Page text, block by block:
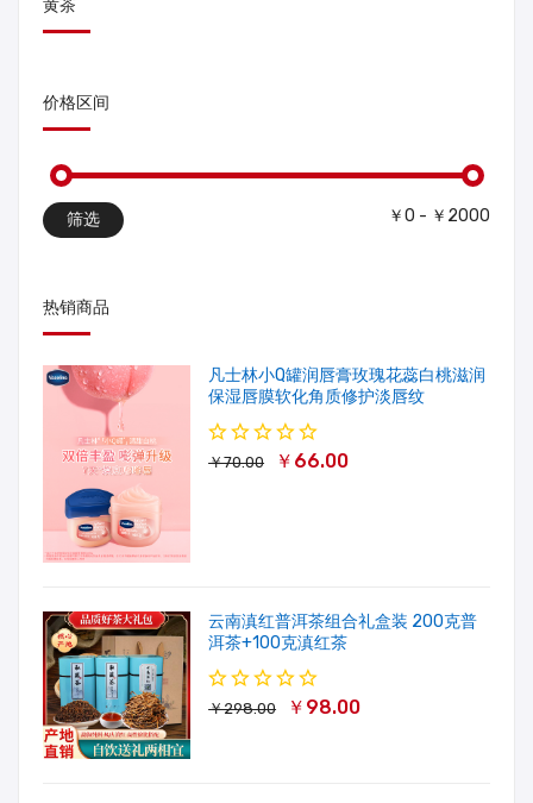
黄茶
价格区间
筛选 ￥0 - ￥2000
热销商品
凡士林小Q罐润唇膏玫瑰花蕊白桃滋润
保湿唇膜软化角质修护淡唇纹
￥70.00 ￥66.00
云南滇红普洱茶组合礼盒装 200克普
洱茶+100克滇红茶
￥298.00 ￥98.00